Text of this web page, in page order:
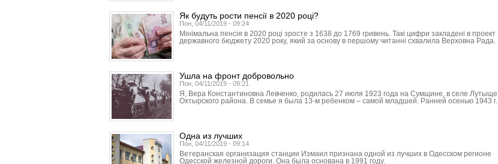
Як будуть рости пенсії в 2020 році?
Пон, 04/11/2019 - 09:24
Мінімальна пенсія в 2020 році зросте з 1638 до 1769 гривень. Такі цифри закладені в проект
державного бюджету 2020 року, який за основу в першому читанні схвалила Верховна Рада.
Ушла на фронт добровольно
Пон, 04/11/2019 - 09:21
Я, Вера Константиновна Левченко, родилась 27 июля 1923 года на Сумщине, в селе Лутыще
Охтырского района. В семье я была 13-м ребенком – самой младшей. Ранней осенью 1943 г.
Одна из лучших
Пон, 04/11/2019 - 09:14
Ветеранская организация станции Измаил признана одной из лучших в Одесском регионе
Одесской железной дороги. Она была основана в 1991 году.